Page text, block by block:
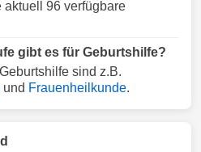
aktuell 96 verfügbare
gibt es für Geburtshilfe?
sind z.B.
und Frauenheilkunde.